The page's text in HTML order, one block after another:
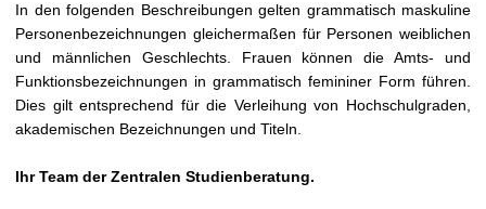
In den folgenden Beschreibungen gelten grammatisch maskuline
Personenbezeichnungen gleichermaßen für Personen weiblichen
und männlichen Geschlechts. Frauen können die Amts- und
Funktionsbezeichnungen in grammatisch femininer Form führen.
Dies gilt entsprechend für die Verleihung von Hochschulgraden,
akademischen Bezeichnungen und Titeln.
Ihr Team der Zentralen Studienberatung.